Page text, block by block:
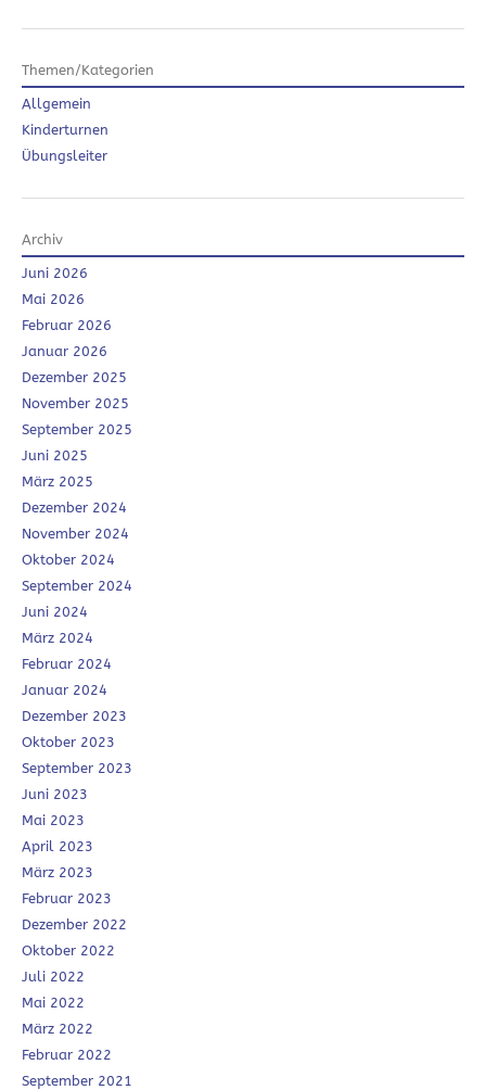
Themen/Kategorien
Allgemein
Kinderturnen
Übungsleiter
Archiv
Juni 2026
Mai 2026
Februar 2026
Januar 2026
Dezember 2025
November 2025
September 2025
Juni 2025
März 2025
Dezember 2024
November 2024
Oktober 2024
September 2024
Juni 2024
März 2024
Februar 2024
Januar 2024
Dezember 2023
Oktober 2023
September 2023
Juni 2023
Mai 2023
April 2023
März 2023
Februar 2023
Dezember 2022
Oktober 2022
Juli 2022
Mai 2022
März 2022
Februar 2022
September 2021